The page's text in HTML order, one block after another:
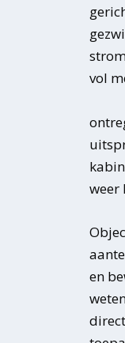
vol
weer
en